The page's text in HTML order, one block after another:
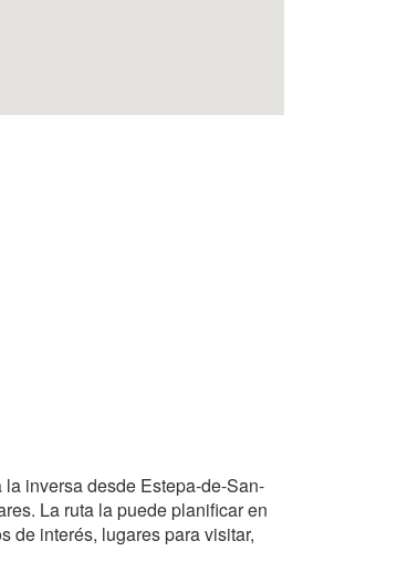
inversa desde Estepa-de-San-
La ruta la puede planificar en
de interés, lugares para visitar,